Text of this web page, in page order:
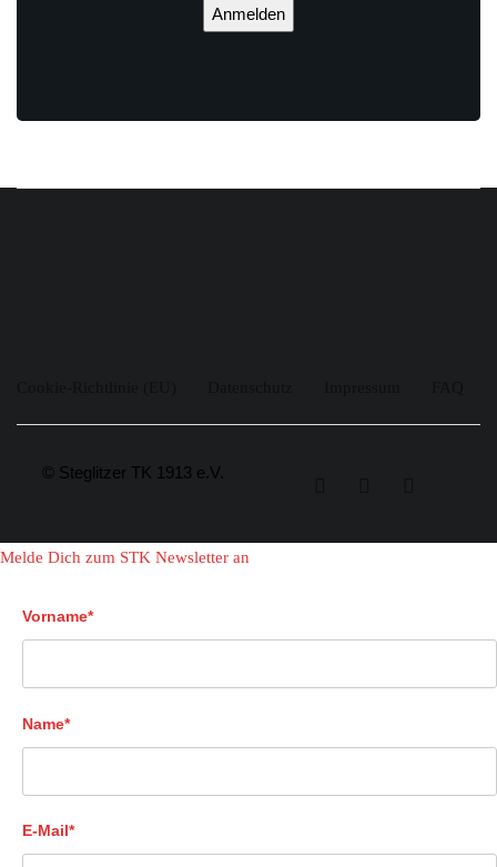
Anmelden
© Steglitzer TK 1913 e.V.
Melde Dich zum STK Newsletter an
Vorname*
Name*
E-Mail*